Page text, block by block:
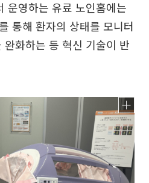
운영하는 유료 노인홈에는
통해 환자의 상태를 모니터
화하는 등 혁신 기술이 반